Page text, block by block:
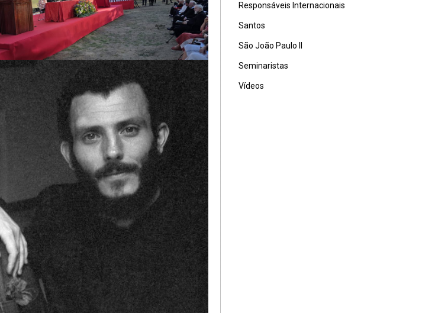
Responsáveis Internacionais
Santos
São João Paulo II
Seminaristas
Vídeos